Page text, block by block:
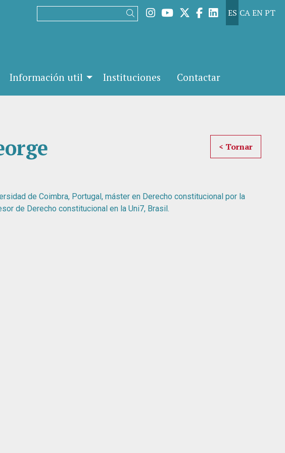
ES CAENPT
Link a instagram
Link a youtube
Link a twitter
Link a facebook
Link a
Buscar
Información util Instituciones Contactar
< Tornar
de Coimbra, Portugal, máster en Derecho constitucional por la
de Derecho constitucional en la Uni7, Brasil.